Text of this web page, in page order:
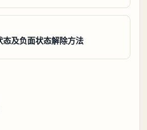
态及负面状态解除方法